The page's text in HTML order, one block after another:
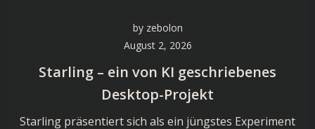
by zebolon
August 2, 2026
Starling – ein von KI geschriebenes
Desktop-Projekt
Starling präsentiert sich als ein jüngstes Experiment